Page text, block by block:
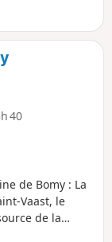
40
de Bomy : La
Vaast, le
de la